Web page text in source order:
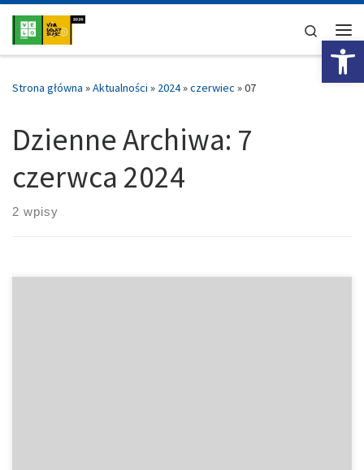
Przejdź do treści
Search
Strona główna »Aktualności » 2024»czerwiec »07
Dzienne Archiwa: 7
czerwca 2024
2 wpisy